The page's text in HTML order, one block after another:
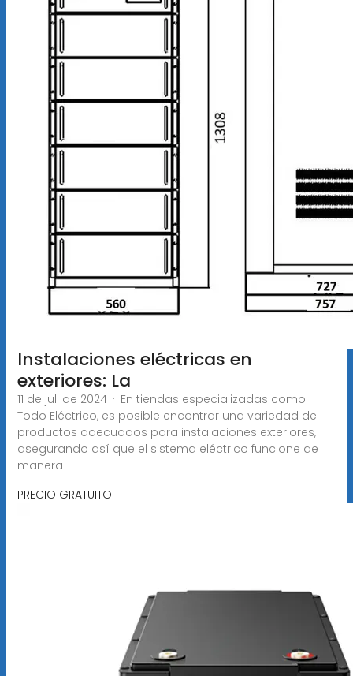
Instalaciones eléctricas en
exteriores: La
11 de jul. de 2024 · En tiendas especializadas como
Todo Eléctrico, es posible encontrar una variedad de
productos adecuados para instalaciones exteriores,
asegurando así que el sistema eléctrico funcione de
manera
PRECIO GRATUITO